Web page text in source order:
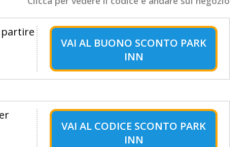
partire
VAI AL BUONO SCONTO PARK
INN
VAI AL CODICE SCONTO PARK
INN